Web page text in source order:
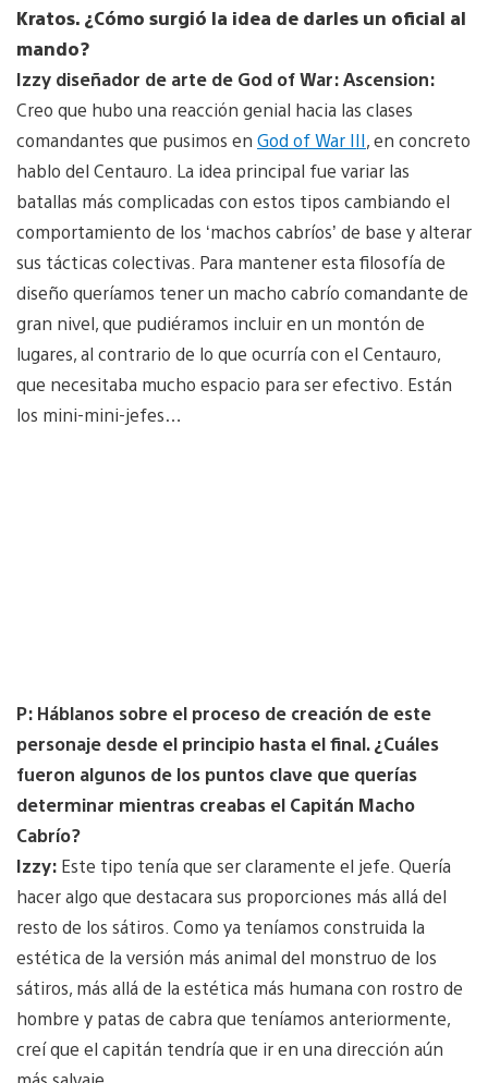
Kratos. ¿Cómo surgió la idea de darles un oficial al
mando?
Izzy diseñador de arte de God of War: Ascension:
Creo que hubo una reacción genial hacia las clases
comandantes que pusimos en God of War III, en concreto
hablo del Centauro. La idea principal fue variar las
batallas más complicadas con estos tipos cambiando el
comportamiento de los ‘machos cabríos’ de base y alterar
sus tácticas colectivas. Para mantener esta filosofía de
diseño queríamos tener un macho cabrío comandante de
gran nivel, que pudiéramos incluir en un montón de
lugares, al contrario de lo que ocurría con el Centauro,
que necesitaba mucho espacio para ser efectivo. Están
los mini-mini-jefes…
P: Háblanos sobre el proceso de creación de este
personaje desde el principio hasta el final. ¿Cuáles
fueron algunos de los puntos clave que querías
determinar mientras creabas el Capitán Macho
Cabrío?
Izzy: Este tipo tenía que ser claramente el jefe. Quería
hacer algo que destacara sus proporciones más allá del
resto de los sátiros. Como ya teníamos construida la
estética de la versión más animal del monstruo de los
sátiros, más allá de la estética más humana con rostro de
hombre y patas de cabra que teníamos anteriormente,
creí que el capitán tendría que ir en una dirección aún